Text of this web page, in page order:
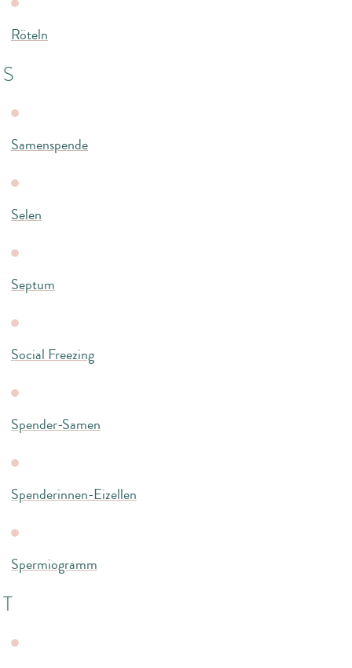
Röteln
S
Samenspende
Selen
Septum
Social Freezing
Spender-Samen
Spenderinnen-Eizellen
Spermiogramm
T